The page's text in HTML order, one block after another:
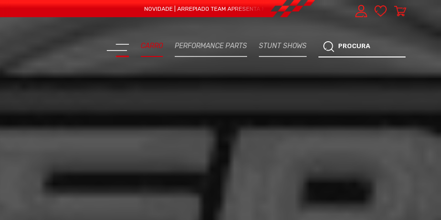
NOVIDADE | ARREPIADO TEAM APRESENTA MAIS UMA VERTENTE - EXPRESS CAR SERVICE, MANUTENÇÃO DO TEU
CARRO PERFORMANCE PARTS STUNT SHOWS